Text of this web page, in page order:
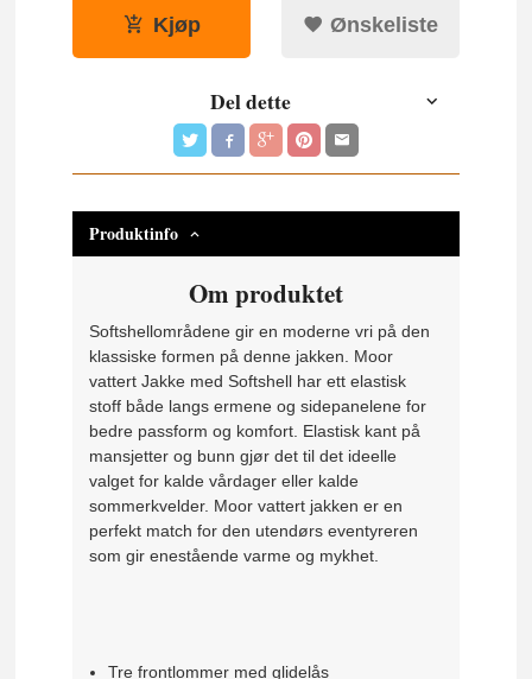
Kjøp Ønskeliste
Del dette
Produktinfo
Om produktet
Softshellområdene gir en moderne vri på den
klassiske formen på denne jakken. Moor
vattert Jakke med Softshell har ett elastisk
stoff både langs ermene og sidepanelene for
bedre passform og komfort. Elastisk kant på
mansjetter og bunn gjør det til det ideelle
valget for kalde vårdager eller kalde
sommerkvelder. Moor vattert jakken er en
perfekt match for den utendørs eventyreren
som gir enestående varme og mykhet.
Tre frontlommer med glidelås